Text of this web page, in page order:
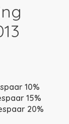
10%
15%
20%